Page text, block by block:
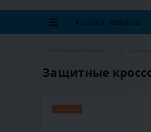
Каталог товаров
Защитные
Новинка